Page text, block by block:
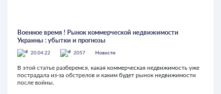
Военное время ! Рынок коммерческой недвижимости
Украины : убытки и прогнозы
20.04.22 2057 Новости
В этой статье разберемся, какая коммерческая недвижимость уже
пострадала из-за обстрелов и каким будет рынок недвижимости
после войны.